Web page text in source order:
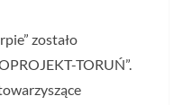
zostało
TORUŃ”.